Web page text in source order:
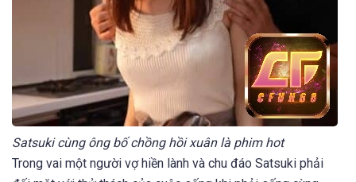
Satsuki cùng ông bố chồng hồi xuân là phim hot
Trong vai một người vợ hiền lành và chu đáo Satsuki phải